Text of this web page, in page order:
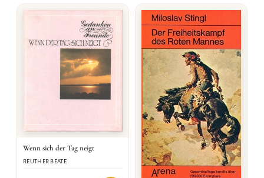
Wenn sich der Tag neigt
REUTHER BEATE